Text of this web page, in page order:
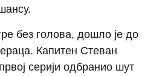
без голова, дошло је до
Капитен Стеван
серији одбранио шут